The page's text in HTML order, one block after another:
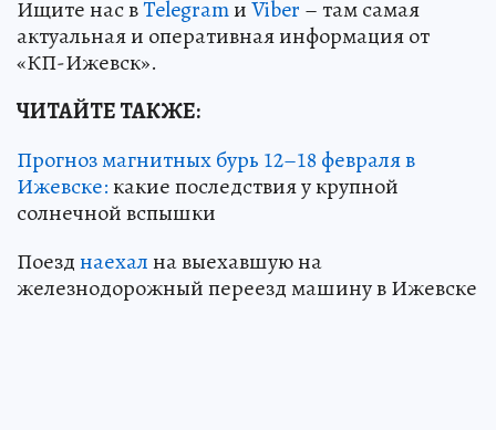
Ищите нас вTelegramиViber – там самая
актуальная и оперативная информация от
«КП-Ижевск».
ЧИТАЙТЕ ТАКЖЕ:
Прогноз магнитных бурь 12–18 февраля в
Ижевске:какие последствия у крупной
солнечной вспышки
Поезднаехална выехавшую на
железнодорожный переезд машину в Ижевске